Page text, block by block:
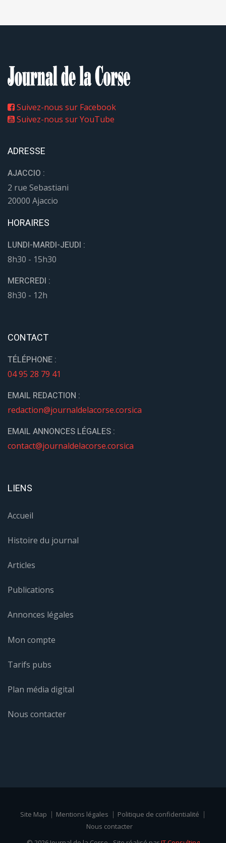
Suivez-nous sur Facebook
Suivez-nous sur YouTube
ADRESSE
AJACCIO :
2 rue Sebastiani
20000 Ajaccio
HORAIRES
LUNDI-MARDI-JEUDI :
8h30 - 15h30
MERCREDI :
8h30 - 12h
CONTACT
TÉLÉPHONE :
04 95 28 79 41
EMAIL REDACTION :
redaction@journaldelacorse.corsica
EMAIL ANNONCES LÉGALES :
contact@journaldelacorse.corsica
LIENS
Accueil
Histoire du journal
Articles
Publications
Annonces légales
Mon compte
Tarifs pubs
Plan média digital
Nous contacter
Site Map Mentions légales
Politique de confidentialité
Nous contacter